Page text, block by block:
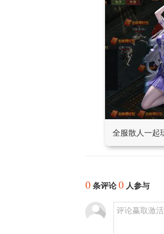
全服散人一起
0 条评论0 人参与
评论赢取激